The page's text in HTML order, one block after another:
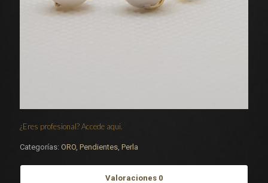
¿Eres profesional? Accede aqui.
Categorías: ORO, Pendientes, Perla
Valoraciones 0